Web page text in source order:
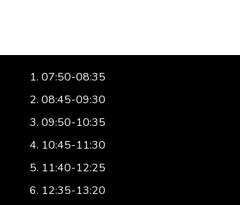
07:50-08:35
08:45-09:30
09:50-10:35
10:45-11:30
11:40-12:25
12:35-13:20